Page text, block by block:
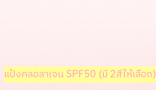
แป้งคลอลาเจน SPF50 (มี 2สีให้เลือก)